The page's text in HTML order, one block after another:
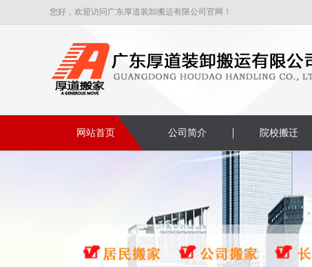
您好，欢迎访问广东厚道装卸搬运有限公司官网！
网站首页 公司简介 院校搬迁